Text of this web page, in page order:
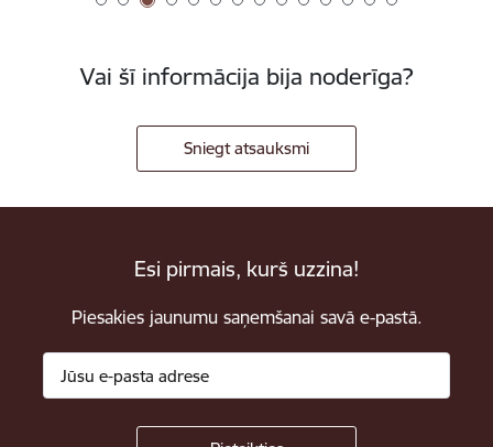
Vai šī informācija bija noderīga?
Sniegt atsauksmi
Esi pirmais, kurš uzzina!
Piesakies jaunumu saņemšanai savā e-pastā.